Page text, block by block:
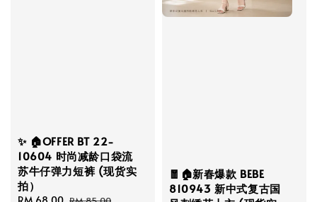
✨ 🏠OFFER BT 22-
10604 时尚减龄口袋流
苏牛仔弹力短裤 (现货实
拍）
🧧🏠新春爆款 BEBE
810943 新中式复古国